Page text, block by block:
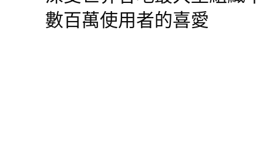
數百萬使用者的喜愛